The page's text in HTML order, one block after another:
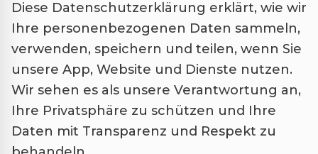
Diese Datenschutzerklärung erklärt, wie wir
Ihre personenbezogenen Daten sammeln,
verwenden, speichern und teilen, wenn Sie
unsere App, Website und Dienste nutzen.
Wir sehen es als unsere Verantwortung an,
Ihre Privatsphäre zu schützen und Ihre
Daten mit Transparenz und Respekt zu